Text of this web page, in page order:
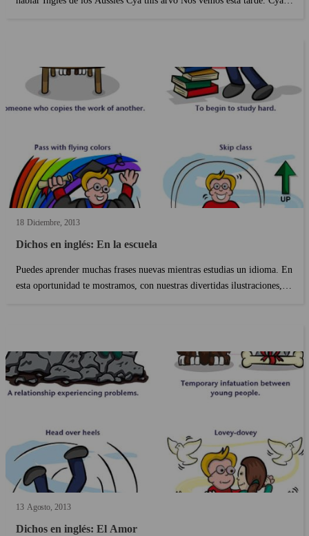
18 Diciembre 2013
Dichos en inglés: En la escuela
Puedes aprender muchas frases nuevas mientras estudias un idioma. En
esta oportunidad te mostramos, con nuestras divertidas ilustraciones,
13 Agosto 2013
Dichos en inglés: El Amor